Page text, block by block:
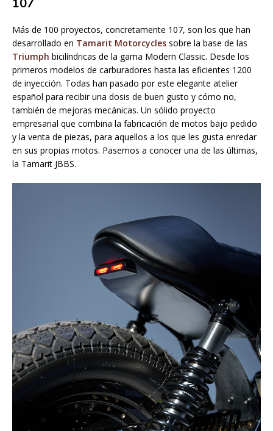
Más de 100 proyectos, concretamente 107, son los que han
desarrollado en Tamarit Motorcycles sobre la base de las
Triumph bicilíndricas de la gama Modern Classic. Desde los
primeros modelos de carburadores hasta las eficientes 1200
de inyección. Todas han pasado por este elegante atelier
español para recibir una dosis de buen gusto y cómo no,
también de mejoras mecánicas. Un sólido proyecto
empresarial que combina la fabricación de motos bajo pedido
y la venta de piezas, para aquellos a los que les gusta enredar
en sus propias motos. Pasemos a conocer una de las últimas,
la Tamarit JBBS.